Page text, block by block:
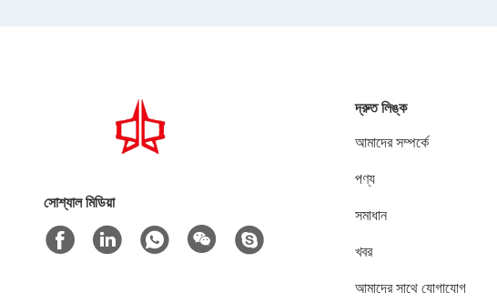
সোশ্যাল মিডিয়া
দ্রুত লিঙ্ক
আমাদের সম্পর্কে
পণ্য
সমাধান
খবর
আমাদের সাথে যোগাযোগ